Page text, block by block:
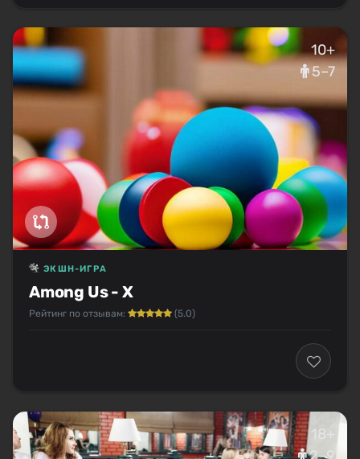
10+
5–7
Among Us - X
ЭКШН-ИГРА
Рейтинг по отзывам: (5.0)
18+